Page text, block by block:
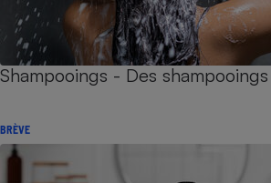
Shampooings - Des
BRÈVE